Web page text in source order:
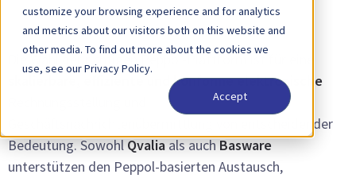
customize your browsing experience and for analytics
and metrics about our visitors both on this website and
other media. To find out more about the cookies we
use, see our Privacy Policy.
Accept
Die Wahl der richtigen Peppol-Plattform ist für eine
skalierbare, effiziente und konforme elektronische
Geschäftsnachrichtenübermittlung von entscheidender
Bedeutung. SowohlQvaliaals auchBasware
unterstützen den Peppol-basierten Austausch,